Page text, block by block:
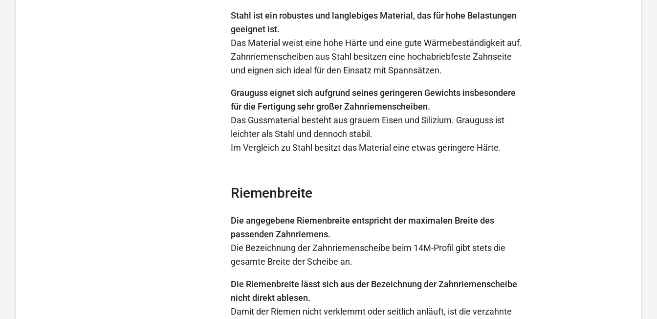
Stahl ist ein robustes und langlebiges Material, das für hohe Belastungen
geeignet ist.
Das Material weist eine hohe Härte und eine gute Wärmebeständigkeit auf.
Zahnriemenscheiben aus Stahl besitzen eine hochabriebfeste Zahnseite
und eignen sich ideal für den Einsatz mit Spannsätzen.
Grauguss eignet sich aufgrund seines geringeren Gewichts insbesondere
für die Fertigung sehr großer Zahnriemenscheiben.
Das Gussmaterial besteht aus grauem Eisen und Silizium. Grauguss ist
leichter als Stahl und dennoch stabil.
Im Vergleich zu Stahl besitzt das Material eine etwas geringere Härte.
Riemenbreite
Die angegebene Riemenbreite entspricht der maximalen Breite des
passenden Zahnriemens.
Die Bezeichnung der Zahnriemenscheibe beim 14M-Profil gibt stets die
gesamte Breite der Scheibe an.
Die Riemenbreite lässt sich aus der Bezeichnung der Zahnriemenscheibe
nicht direkt ablesen.
Damit der Riemen nicht verklemmt oder seitlich anläuft, ist die verzahnte